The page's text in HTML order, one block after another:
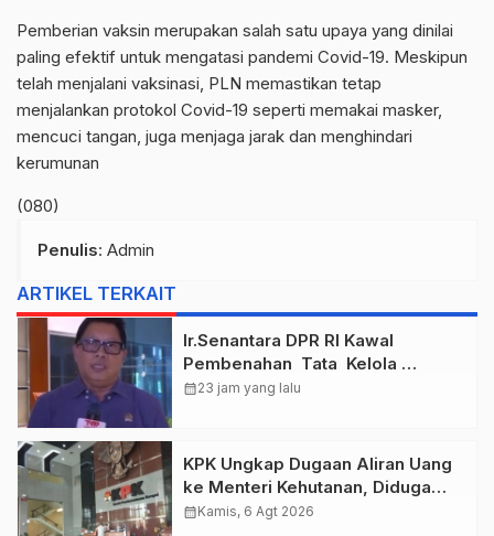
Pemberian vaksin merupakan salah satu upaya yang dinilai
paling efektif untuk mengatasi pandemi Covid-19. Meskipun
telah menjalani vaksinasi, PLN memastikan tetap
menjalankan protokol Covid-19 seperti memakai masker,
mencuci tangan, juga menjaga jarak dan menghindari
kerumunan
(080)
Penulis: Admin
ARTIKEL TERKAIT
Ir.Senantara DPR RI Kawal
Pembenahan Tata Kelola
Taspen Dan Asabri
calendar_month23 jam yang lalu
KPK Ungkap Dugaan Aliran Uang
ke Menteri Kehutanan, Diduga
Terkait Pelepasan Kawasan Hutan
calendar_monthKamis, 6 Agt 2026